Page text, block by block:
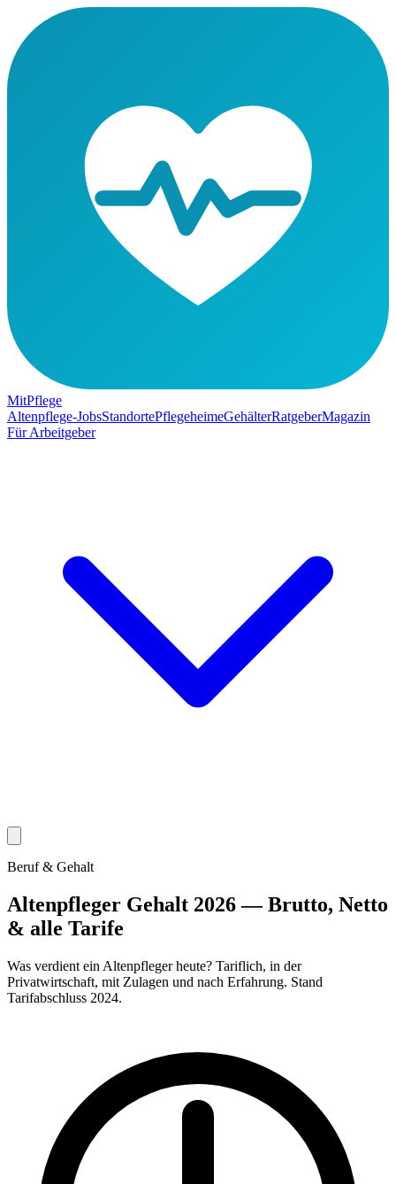
MitPflege
Altenpflege-JobsStandortePflegeheimeGehälterRatgeberMagazin
Für Arbeitgeber
Beruf & Gehalt
Altenpfleger Gehalt 2026 — Brutto, Netto
& alle Tarife
Was verdient ein Altenpfleger heute? Tariflich, in der
Privatwirtschaft, mit Zulagen und nach Erfahrung. Stand
Tarifabschluss 2024.